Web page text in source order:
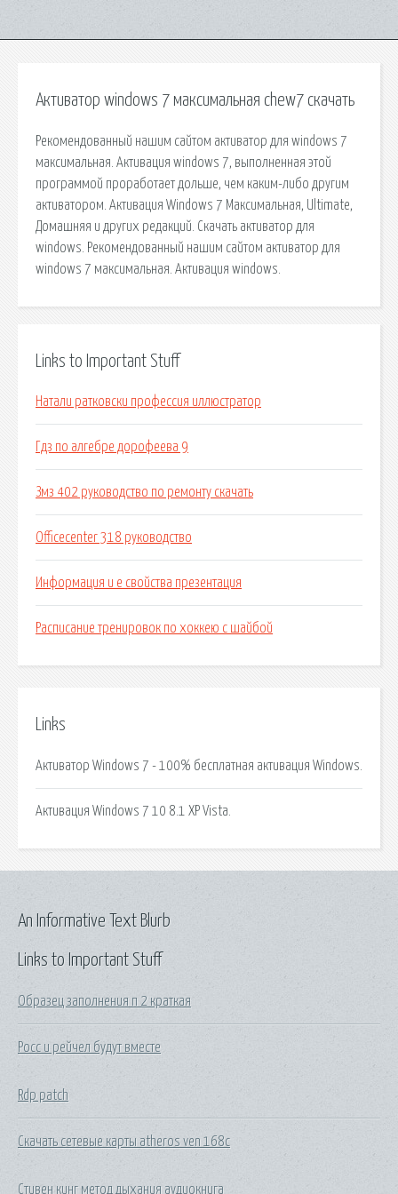
Активатор windows 7 максимальная chew7 скачать
Рекомендованный нашим сайтом активатор для windows 7
максимальная. Активация windows 7, выполненная этой
программой проработает дольше, чем каким-либо другим
активатором. Активация Windows 7 Максимальная, Ultimate,
Домашняя и других редакций. Скачать активатор для
windows. Рекомендованный нашим сайтом активатор для
windows 7 максимальная. Активация windows.
Links to Important Stuff
Натали ратковски профессия иллюстратор
Гдз по алгебре дорофеева 9
Змз 402 руководство по ремонту скачать
Officecenter 318 руководство
Информация и е свойства презентация
Расписание тренировок по хоккею с шайбой
Links
Активатор Windows 7 - 100% бесплатная активация Windows.
Активация Windows 7 10 8.1 XP Vista.
Links to Important Stuff
Образец заполнения п 2 краткая
Росс и рейчел будут вместе
Rdp patch
Скачать сетевые карты atheros ven 168c
Стивен кинг метод дыхания аудиокнига
An Informative Text Blurb